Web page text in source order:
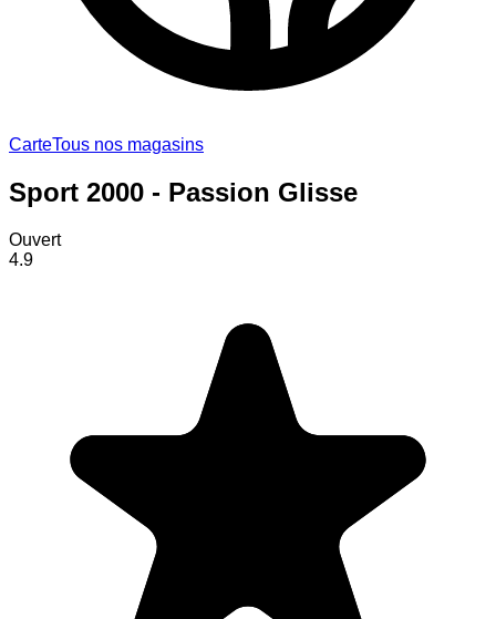
CarteTous nos magasins
Sport 2000 - Passion Glisse
Ouvert
4.9